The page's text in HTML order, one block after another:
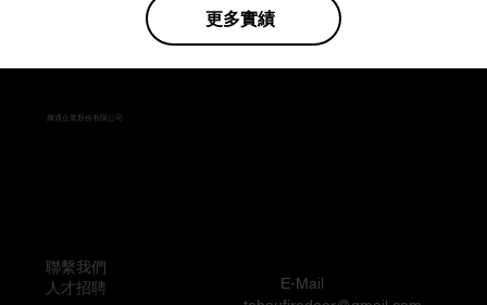
更多實績
燦通企業股份有限公司
聯繫我們
人才招聘
E-Mail